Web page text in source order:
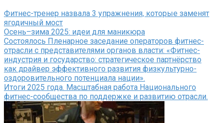
Фитнес-тренер назвала 3 упражнения, которые заменят
ягодичный мост
Осень–зима 2025: идеи для маникюра
Состоялось Пленарное заседание операторов фитнес-
отрасли с представителями органов власти: «Фитнес-
индустрия и государство: стратегическое партнёрство
как драйвер эффективного развития физкультурно-
оздоровительного потенциала нации».
Итоги 2025 года. Масштабная работа Национального
фитнес-сообщества по поддержке и развитию отрасли.